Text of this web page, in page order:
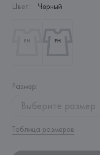
Цвет: Черный
Размер:
Выберите размер
Таблица размеров